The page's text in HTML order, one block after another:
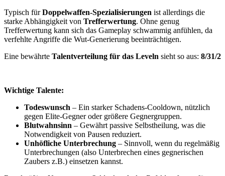
Typisch fürDoppelwaffen-Spezialisierungen ist allerdings die
starke Abhängigkeit von Trefferwertung. Ohne genug
Trefferwertung kann sich das Gameplay schwammig anfühlen, da
verfehlte Angriffe die Wut-Generierung beeinträchtigen.
Eine bewährte Talentverteilung für das Leveln sieht so aus: 8/31/2
Wichtige Talente:
Todeswunsch – Ein starker Schadens-Cooldown, nützlich
gegen Elite-Gegner oder größere Gegnergruppen.
Blutwahnsinn – Gewährt passive Selbstheilung, was die
Notwendigkeit von Pausen reduziert.
Unhöfliche Unterbrechung – Sinnvoll, wenn du regelmäßig
Unterbrechungen (also Unterbrechen eines gegnerischen
Zaubers z.B.) einsetzen kannst.